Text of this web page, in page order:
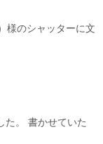
様のシャッターに文
た。 書かせていた